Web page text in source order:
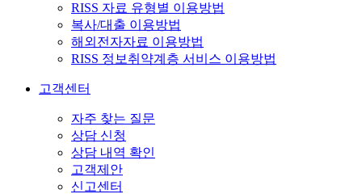
RISS 자료 유형별 이용방법
복사/대출 이용방법
해외전자자료 이용방법
RISS 정보취약계층 서비스 이용방법
고객센터
자주 찾는 질문
상담 신청
상담 내역 확인
고객제안
신고센터